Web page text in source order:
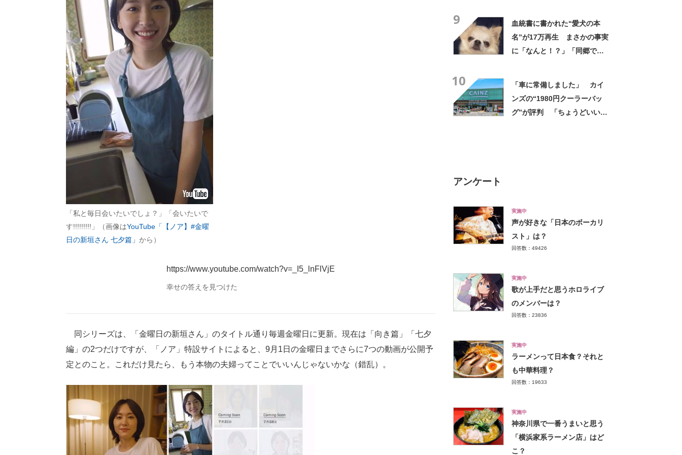
「私と毎日会いたいでしょ？」「会いたいで
す!!!!!!!!!」（画像はYouTube「【ノア】#金曜
日の新垣さん 七夕篇」 から）
https://www.youtube.com/watch?v=_I5_lnFlVjE
幸せの答えを見つけた
同シリーズは、「金曜日の新垣さん」のタイトル通り毎週金曜日に更新。現在は「向き篇」「七夕
編」の2つだけですが、「ノア」特設サイトによると、9月1日の金曜日までさらに7つの動画が公開予
定とのこと。これだけ見たら、もう本物の夫婦ってことでいいんじゃないかな（錯乱）。
9
血統書に書かれた“愛犬の本
名”が17万再生 まさかの事実
に「なんと！？」「同郷で
10
「車に常備しました」 カイ
ンズの“1980円クーラーバッ
グ”が評判 「ちょうどいい大
アンケート
実施中
声が好きな「日本のボーカリ
スト」は？
回答数：49426
実施中
歌が上手だと思うホロライブ
のメンバーは？
回答数：23836
実施中
ラーメンって日本食？それと
も中華料理？
回答数：19633
実施中
神奈川県で一番うまいと思う
「横浜家系ラーメン店」はど
こ？